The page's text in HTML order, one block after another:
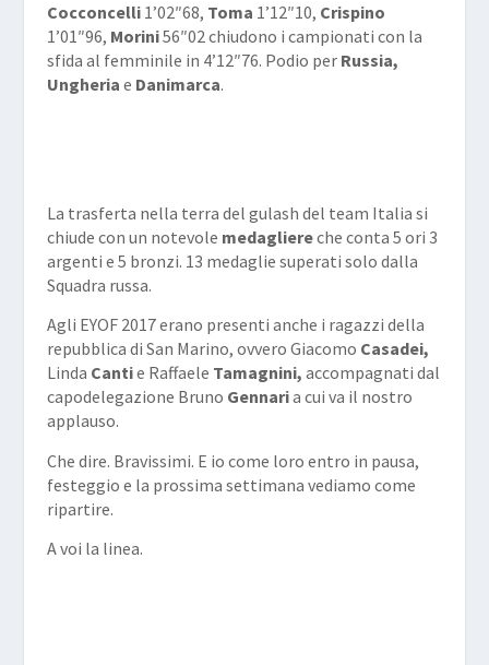
Cocconcelli1’02″68, Toma 1’12″10, Crispino
1’01″96, Morini56″02 chiudono i campionati con la
sfida al femminile in 4’12″76. Podio per Russia,
Ungheria e Danimarca.
La trasferta nella terra del gulash del team Italia si
chiude con un notevole medagliereche conta 5 ori 3
argenti e 5 bronzi. 13 medaglie superati solo dalla
Squadra russa.
Agli EYOF 2017 erano presenti anche i ragazzi della
repubblica di San Marino, ovvero Giacomo Casadei,
Linda Cantie Raffaele Tamagnini, accompagnati dal
capodelegazione Bruno Gennaria cui va il nostro
applauso.
Che dire. Bravissimi. E io come loro entro in pausa,
festeggio e la prossima settimana vediamo come
ripartire.
A voi la linea.